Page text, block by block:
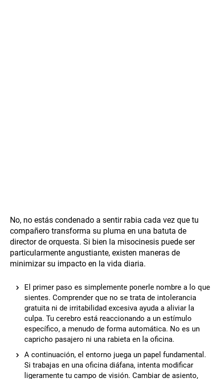
No, no estás condenado a sentir rabia cada vez que tu
compañero transforma su pluma en una batuta de
director de orquesta. Si bien la misocinesis puede ser
particularmente angustiante, existen maneras de
minimizar su impacto en la vida diaria.
El primer paso es simplemente ponerle nombre a lo que
sientes. Comprender que no se trata de intolerancia
gratuita ni de irritabilidad excesiva ayuda a aliviar la
culpa. Tu cerebro está reaccionando a un estímulo
específico, a menudo de forma automática. No es un
capricho pasajero ni una rabieta en la oficina.
A continuación, el entorno juega un papel fundamental.
Si trabajas en una oficina diáfana, intenta modificar
ligeramente tu campo de visión. Cambiar de asiento,